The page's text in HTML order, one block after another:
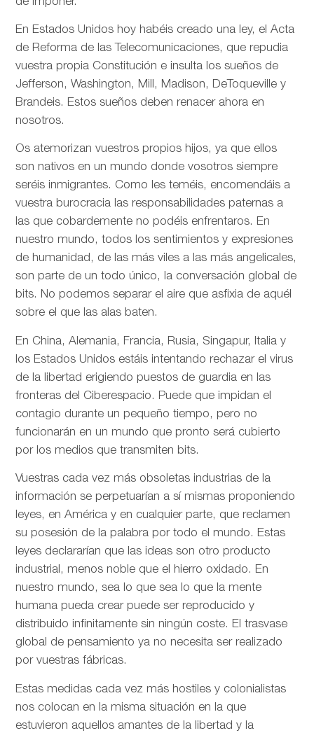
En Estados Unidos hoy habéis creado una ley, el Acta
de Reforma de las Telecomunicaciones, que repudia
vuestra propia Constitución e insulta los sueños de
Jefferson, Washington, Mill, Madison, DeToqueville y
Brandeis. Estos sueños deben renacer ahora en
nosotros.
Os atemorizan vuestros propios hijos, ya que ellos
son nativos en un mundo donde vosotros siempre
seréis inmigrantes. Como les teméis, encomendáis a
vuestra burocracia las responsabilidades paternas a
las que cobardemente no podéis enfrentaros. En
nuestro mundo, todos los sentimientos y expresiones
de humanidad, de las más viles a las más angelicales,
son parte de un todo único, la conversación global de
bits. No podemos separar el aire que asfixia de aquél
sobre el que las alas baten.
En China, Alemania, Francia, Rusia, Singapur, Italia y
los Estados Unidos estáis intentando rechazar el virus
de la libertad erigiendo puestos de guardia en las
fronteras del Ciberespacio. Puede que impidan el
contagio durante un pequeño tiempo, pero no
funcionarán en un mundo que pronto será cubierto
por los medios que transmiten bits.
Vuestras cada vez más obsoletas industrias de la
información se perpetuarían a sí mismas proponiendo
leyes, en América y en cualquier parte, que reclamen
su posesión de la palabra por todo el mundo. Estas
leyes declararían que las ideas son otro producto
industrial, menos noble que el hierro oxidado. En
nuestro mundo, sea lo que sea lo que la mente
humana pueda crear puede ser reproducido y
distribuido infinitamente sin ningún coste. El trasvase
global de pensamiento ya no necesita ser realizado
por vuestras fábricas.
Estas medidas cada vez más hostiles y colonialistas
nos colocan en la misma situación en la que
estuvieron aquellos amantes de la libertad y la